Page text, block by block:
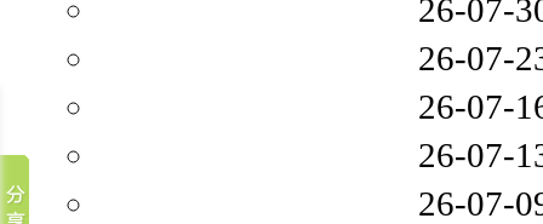
26-07-
26-07-
26-07-
26-07-
26-07-